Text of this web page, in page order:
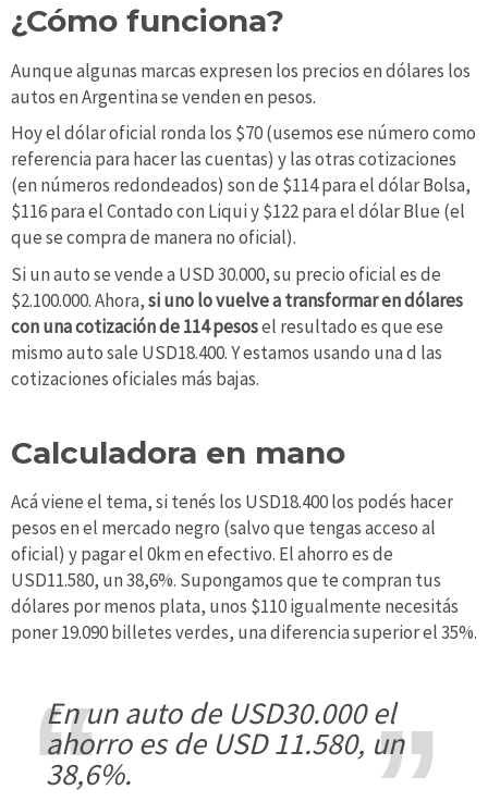
¿Cómo funciona?
Aunque algunas marcas expresen los precios en dólares los
autos en Argentina se venden en pesos.
Hoy el dólar oficial ronda los $70 (usemos ese número como
referencia para hacer las cuentas) y las otras cotizaciones
(en números redondeados) son de $114 para el dólar Bolsa,
$116 para el Contado con Liqui y $122 para el dólar Blue (el
que se compra de manera no oficial).
Si un auto se vende a USD 30.000, su precio oficial es de
$2.100.000. Ahora,si uno lo vuelve a transformar en dólares
con una cotización de 114 pesosel resultado es que ese
mismo auto sale USD18.400. Y estamos usando una d las
cotizaciones oficiales más bajas.
Calculadora en mano
Acá viene el tema, si tenés los USD18.400 los podés hacer
pesos en el mercado negro (salvo que tengas acceso al
oficial) y pagar el 0km en efectivo. El ahorro es de
USD11.580, un 38,6%. Supongamos que te compran tus
dólares por menos plata, unos $110 igualmente necesitás
poner 19.090 billetes verdes, una diferencia superior el 35%.
En un auto de USD30.000 el
ahorro es de USD 11.580, un
38,6%.